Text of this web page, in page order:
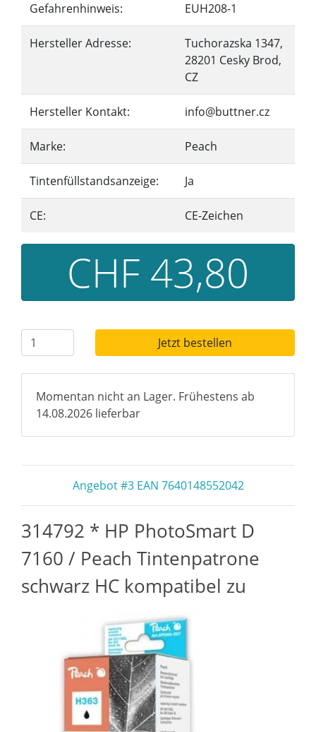
Gefahrenhinweis: EUH208-1
Hersteller Adresse:
Tuchorazska 1347,
28201 Cesky Brod,
CZ
Hersteller Kontakt: info@buttner.cz
Marke: Peach
Tintenfüllstandsanzeige: Ja
CE: CE-Zeichen
CHF 43,80
Jetzt bestellen
Momentan nicht an Lager. Frühestens ab
14.08.2026 lieferbar
Angebot #3 EAN 7640148552042
314792 * HP PhotoSmart D
7160 / Peach Tintenpatrone
schwarz HC kompatibel zu